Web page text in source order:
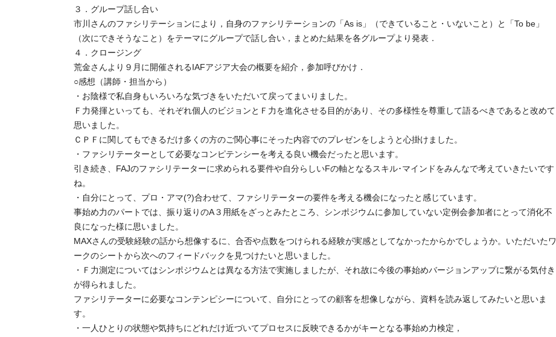
３．グループ話し合い
市川さんのファシリテーションにより，自身のファシリテーションの「As is」（できていること・いないこと）と「To be」
（次にできそうなこと）をテーマにグループで話し合い，まとめた結果を各グループより発表．
４．クロージング
荒金さんより９月に開催されるIAFアジア大会の概要を紹介，参加呼びかけ．
○感想（講師・担当から）
・お陰様で私自身もいろいろな気づきをいただいて戻ってまいりました。
Ｆ力発揮といっても、それぞれ個人のビジョンとＦ力を進化させる目的があり、その多様性を尊重して語るべきであると改めて
思いました。
ＣＰＦに関してもできるだけ多くの方のご関心事にそった内容でのプレゼンをしようと心掛けました。
・ファシリテーターとして必要なコンピテンシーを考える良い機会だったと思います。
引き続き、FAJのファシリテーターに求められる要件や自分らしいFの軸となるスキル･マインドをみんなで考えていきたいです
ね。
・自分にとって、プロ・アマ(?)合わせて、ファシリテーターの要件を考える機会になったと感じています。
事始め力のパートでは、振り返りのA３用紙をざっとみたところ、シンポジウムに参加していない定例会参加者にとって消化不
良になった様に思いました。
MAXさんの受験経験の話から想像するに、合否や点数をつけられる経験が実感としてなかったからかでしょうか。いただいたワ
ークのシートから次へのフィードバックを見つけたいと思いました。
・Ｆ力測定についてはシンポジウムとは異なる方法で実施しましたが、それ故に今後の事始めバージョンアップに繋がる気付き
が得られました。
ファシリテーターに必要なコンテンピシーについて、自分にとっての顧客を想像しながら、資料を読み返してみたいと思いま
す。
・一人ひとりの状態や気持ちにどれだけ近づいてプロセスに反映できるかがキーとなる事始め力検定，